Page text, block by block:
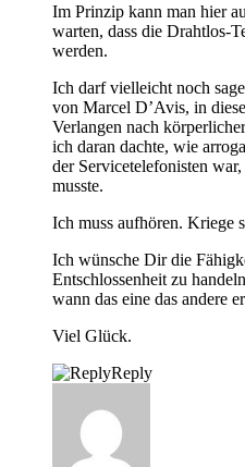
Im Prinzip kann man hier
warten, dass die Drahtlos-
werden.
Ich darf vielleicht noch
von Marcel D’Avis, in
Verlangen nach
ich daran dachte, wie
der Servicetelefonisten
musste.
Ich muss aufhören. Kriege
Ich wünsche Dir die
Entschlossenheit zu
wann das eine das andere
Viel Glück.
Reply